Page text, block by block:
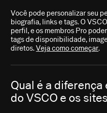
Você pode personalizar seu
biografia, links e tags. O
perfil, e os membros Pro
tags de disponibilidade,
diretos.Veja como começar.
Qual é a
do VSCO e os